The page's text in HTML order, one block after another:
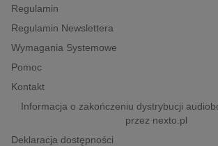
inne
popularno-naukowe
historia
Regulamin
Regulamin Newslettera
Wymagania Systemowe
Pomoc
Kontakt
Informacja o zakończeniu dystrybucji
przez nexto.pl
Deklaracja dostępności